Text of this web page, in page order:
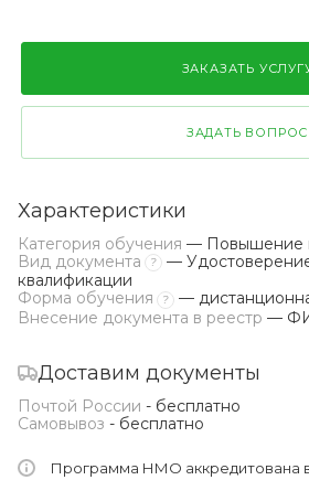
ЗАКАЗАТЬ
ЗАДАТЬ ВОПРОС
Характеристики
Категория обучения — Повышение
Вид документа
?
—
квалификации
Форма обучения
?
—
Внесение документа в реестр —
Доставим документы
Почтой России - бесплатно
Самовывоз - бесплатно
Программа НМО аккредитована